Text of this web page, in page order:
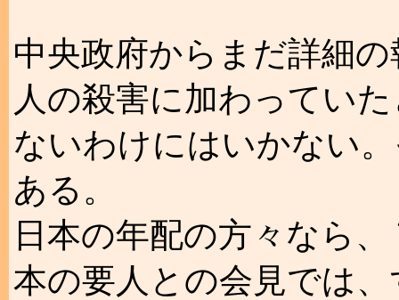
中央政府からまだ詳細
人の殺害に加わってい
ないわけにはいかない
ある。
日本の年配の方々なら
本の要人との会見では